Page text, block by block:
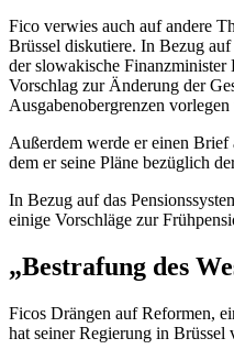
Fico verwies auch auf andere
Brüssel diskutiere. In Bezug auf
der slowakische
Vorschlag zur Änderung der
Ausgabenobergrenzen vorlegen
Außerdem werde er einen
dem er seine Pläne bezüglich
In Bezug auf das
einige Vorschläge zur
„Bestrafung des
Ficos Drängen auf Reformen,
hat seiner Regierung in Brüssel